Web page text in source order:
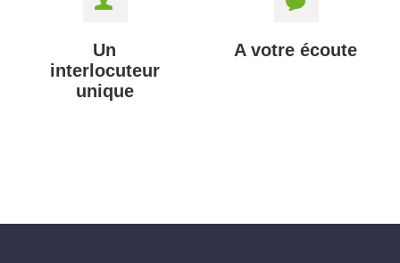
Un
interlocuteur
unique
A votre écoute